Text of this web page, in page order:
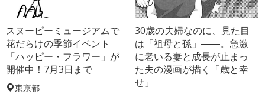
スヌーピーミュージアムで
花だらけの季節イベント
「ハッピー・フラワー」が
開催中！7月3日まで
東京都
30歳の夫婦なのに、見た目
は「祖母と孫」――。急激
に老いる妻と成長が止まっ
た夫の漫画が描く「歳と幸
せ」